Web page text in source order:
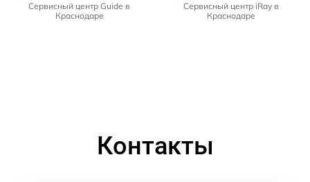
Сервисный центр Guide в
Краснодаре
Сервисный центр iRay в
Краснодаре
Контакты